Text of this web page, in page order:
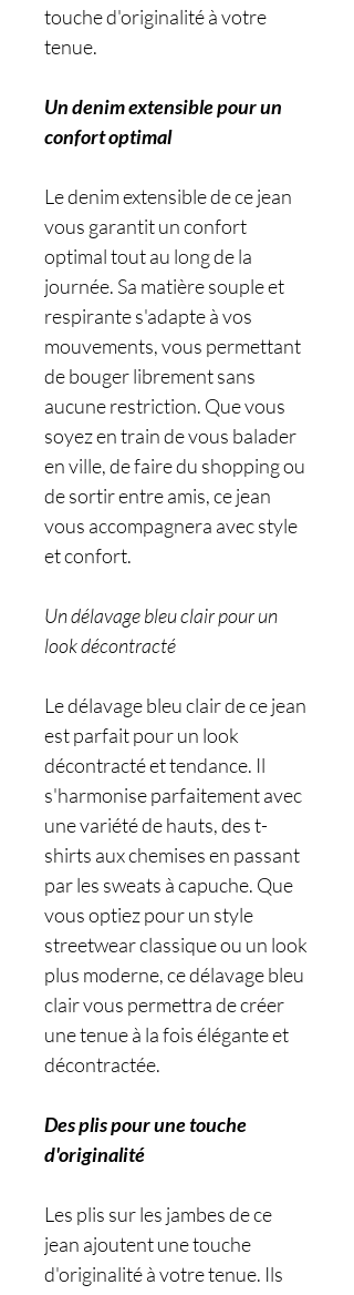
touche d'originalité à votre
tenue.
Un denim extensible pour un
confort optimal
Le denim extensible de ce jean
vous garantit un confort
optimal tout au long de la
journée. Sa matière souple et
respirante s'adapte à vos
mouvements, vous permettant
de bouger librement sans
aucune restriction. Que vous
soyez en train de vous balader
en ville, de faire du shopping ou
de sortir entre amis, ce jean
vous accompagnera avec style
et confort.
Un délavage bleu clair pour un
look décontracté
Le délavage bleu clair de ce jean
est parfait pour un look
décontracté et tendance. Il
s'harmonise parfaitement avec
une variété de hauts, des t-
shirts aux chemises en passant
par les sweats à capuche. Que
vous optiez pour un style
streetwear classique ou un look
plus moderne, ce délavage bleu
clair vous permettra de créer
une tenue à la fois élégante et
décontractée.
Des plis pour une touche
d'originalité
Les plis sur les jambes de ce
jean ajoutent une touche
d'originalité à votre tenue. Ils